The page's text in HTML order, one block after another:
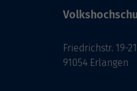
Friedrichstr. 19-21
91054 Erlangen